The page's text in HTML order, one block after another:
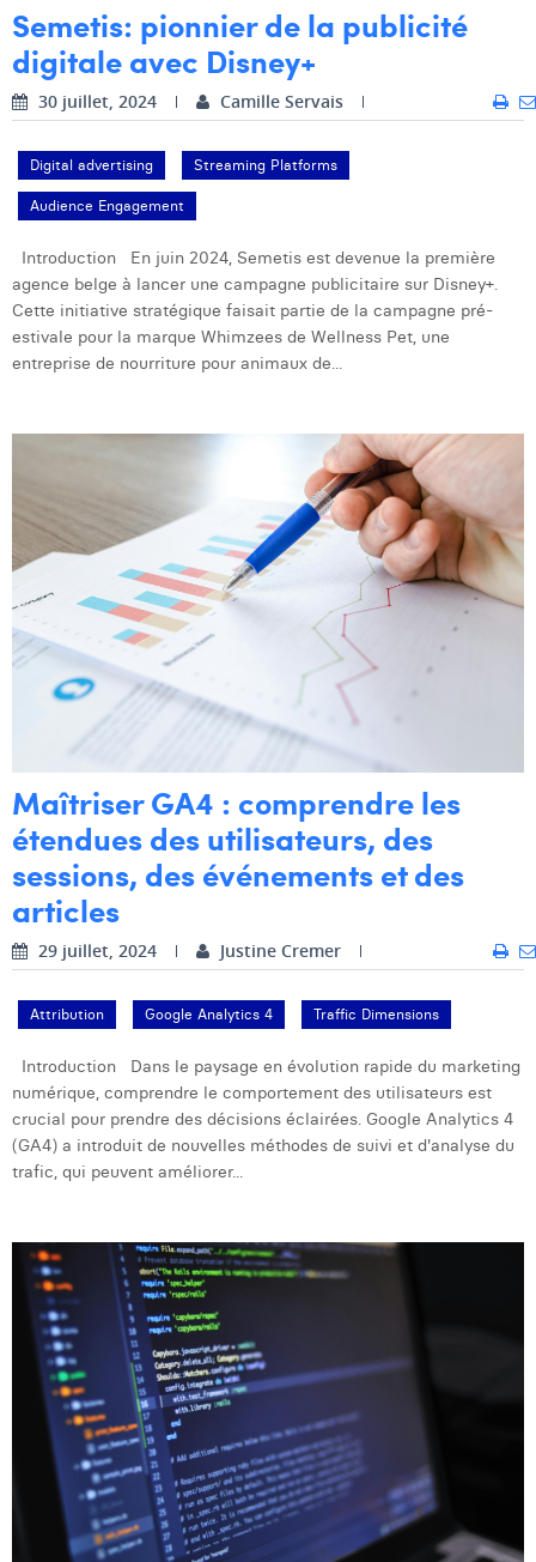
Floriane Defacqz
Hanne Van Loock
Janne Beke
Jonas Geiregat
Justine Cremer
Laura Rooseleer
Laura Verhelst
Lena Pignoloni
Linda Kraim
Lore Fierens
Lotte Vranckx
Louis Nassogne
Lucas Taels
Manon Houppertz
Margaux Marien
Margaux Snakkers
Mathias Segers
Matthias Langenaeker
Ninon Chevalier
Olivia Lohest
Pieter Maesmans
Sebastiaan Reeskamp
Sven Bosschem
Thomas Riis
Victor Hayot
William Rezette
Yaël Vanhoe
Semetis: pionnier de la publicité
digitale avec Disney+
30 juillet, 2024 Camille Servais
Digital advertising Streaming Platforms
Audience Engagement
Introduction En juin 2024, Semetis est devenue la première
agence belge à lancer une campagne publicitaire sur Disney+.
Cette initiative stratégique faisait partie de la campagne pré-
estivale pour la marque Whimzees de Wellness Pet, une
entreprise de nourriture pour animaux de...
Maîtriser GA4 : comprendre les
étendues des utilisateurs, des
sessions, des événements et des
articles
29 juillet, 2024 Justine Cremer
Attribution Google Analytics 4 Traffic Dimensions
Introduction Dans le paysage en évolution rapide du marketing
numérique, comprendre le comportement des utilisateurs est
crucial pour prendre des décisions éclairées. Google Analytics 4
(GA4) a introduit de nouvelles méthodes de suivi et d'analyse du
trafic, qui peuvent améliorer...